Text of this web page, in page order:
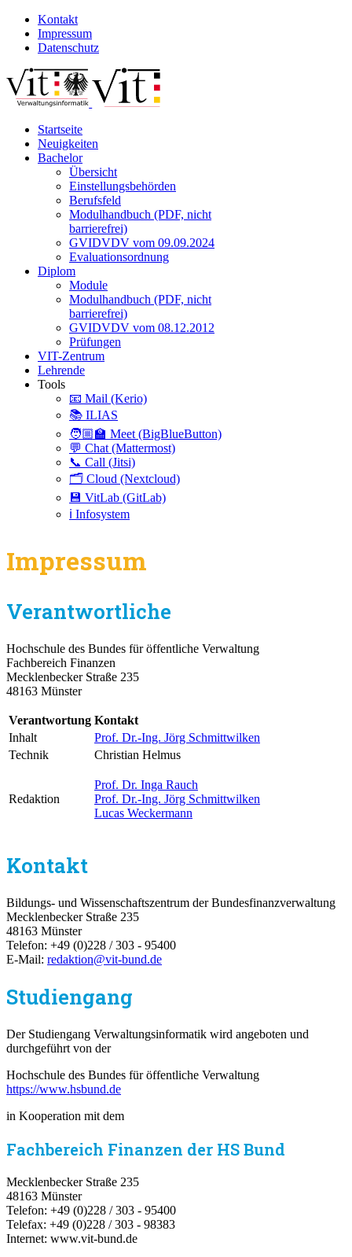
Kontakt
Impressum
Datenschutz
Startseite
Neuigkeiten
Bachelor
Übersicht
Einstellungsbehörden
Berufsfeld
Modulhandbuch (PDF, nicht
barrierefrei)
GVIDVDV vom 09.09.2024
Evaluationsordnung
Diplom
Module
Modulhandbuch (PDF, nicht
barrierefrei)
GVIDVDV vom 08.12.2012
Prüfungen
VIT-Zentrum
Lehrende
Tools
📧 Mail (Kerio)
📚 ILIAS
🧑🏼‍🏫 Meet (BigBlueButton)
💬 Chat (Mattermost)
📞 Call (Jitsi)
🗂️ Cloud (Nextcloud)
💾 VitLab (GitLab)
ℹ️ Infosystem
Impressum
Verantwortliche
Hochschule des Bundes für öffentliche Verwaltung
Fachbereich Finanzen
Mecklenbecker Straße 235
48163 Münster
Verantwortung Kontakt
Inhalt
Prof. Dr.-Ing. Jörg Schmittwilken
Technik
Christian Helmus
Redaktion
Prof. Dr. Inga Rauch
Prof. Dr.-Ing. Jörg Schmittwilken
Lucas Weckermann
Kontakt
Bildungs- und Wissenschaftszentrum der Bundesfinanzverwaltung
Mecklenbecker Straße 235
48163 Münster
Telefon: +49 (0)228 / 303 - 95400
E-Mail: redaktion@vit-bund.de
Studiengang
Der Studiengang Verwaltungsinformatik wird angeboten und
durchgeführt von der
Hochschule des Bundes für öffentliche Verwaltung
https://www.hsbund.de
in Kooperation mit dem
Fachbereich Finanzen der HS Bund
Mecklenbecker Straße 235
48163 Münster
Telefon: +49 (0)228 / 303 - 95400
Telefax: +49 (0)228 / 303 - 98383
Internet: www.vit-bund.de